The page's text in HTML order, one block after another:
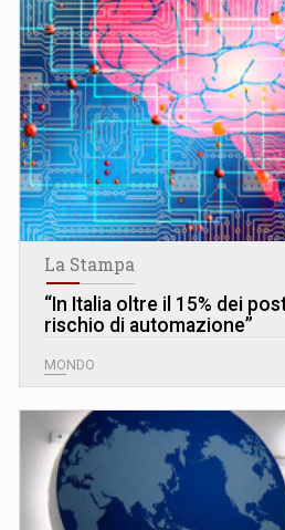
La Stampa
“In Italia oltre il 15% dei
rischio di automazione”
MONDO